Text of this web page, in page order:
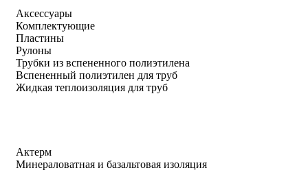
Аксессуары
Комплектующие
Пластины
Рулоны
Трубки из вспененного полиэтилена
Вспененный полиэтилен для труб
Жидкая теплоизоляция для труб
Актерм
Минераловатная и базальтовая изоляция